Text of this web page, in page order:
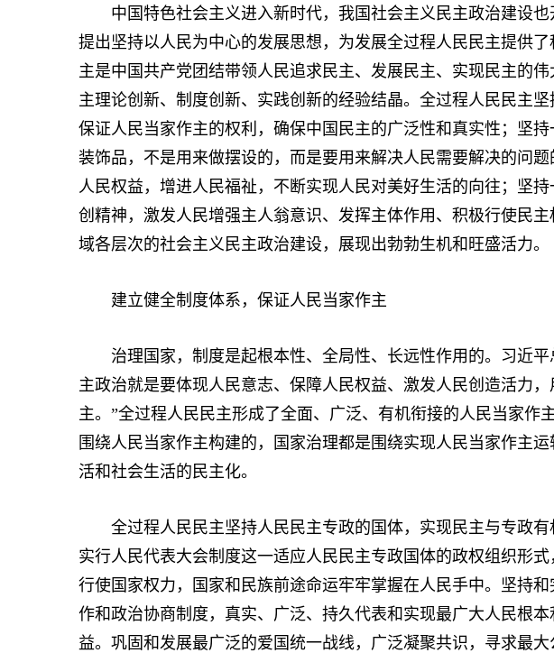
中国特色社会主义进入新时代，我国社会主义民主政治建设也
提出坚持以人民为中心的发展思想，为发展全过程人民民主提供
主是中国共产党团结带领人民追求民主、发展民主、实现民主的
主理论创新、制度创新、实践创新的经验结晶。全过程人民民主坚
保证人民当家作主的权利，确保中国民主的广泛性和真实性；坚
装饰品，不是用来做摆设的，而是要用来解决人民需要解决的问
人民权益，增进人民福祉，不断实现人民对美好生活的向往；坚
创精神，激发人民增强主人翁意识、发挥主体作用、积极行使民
域各层次的社会主义民主政治建设，展现出勃勃生机和旺盛活力。
建立健全制度体系，保证人民当家作主
治理国家，制度是起根本性、全局性、长远性作用的。习近平
主政治就是要体现人民意志、保障人民权益、激发人民创造活力
主。”全过程人民民主形成了全面、广泛、有机衔接的人民当家作
围绕人民当家作主构建的，国家治理都是围绕实现人民当家作主
活和社会生活的民主化。
全过程人民民主坚持人民民主专政的国体，实现民主与专政有
实行人民代表大会制度这一适应人民民主专政国体的政权组织形
行使国家权力，国家和民族前途命运牢牢掌握在人民手中。坚持
作和政治协商制度，真实、广泛、持久代表和实现最广大人民根本
益。巩固和发展最广泛的爱国统一战线，广泛凝聚共识，寻求最